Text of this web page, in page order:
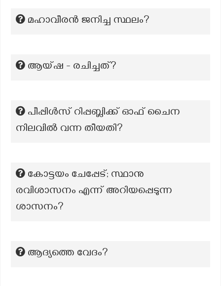
മഹാവീരന്‍ ജനിച്ച സ്ഥലം?
ആയ്ഷ - രചിച്ചത്?
പീപ്പിൾസ് റിപ്പബ്ലിക്ക് ഓഫ് ചൈന
നിലവിൽ വന്ന തീയതി?
കോട്ടയം ചേപ്പേട്; സ്ഥാനു
രവിശാസനം എന്ന് അറിയപ്പെടുന്ന
ശാസനം?
ആദ്യത്തെ വേദം?